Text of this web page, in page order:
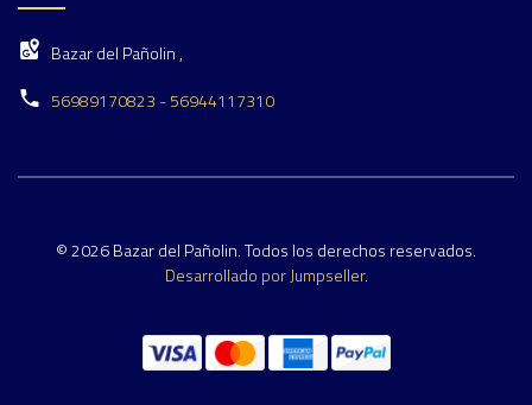
Bazar del Pañolin ,
56989170823 - 56944117310
© 2026 Bazar del Pañolin. Todos los derechos reservados.
Desarrollado por Jumpseller.